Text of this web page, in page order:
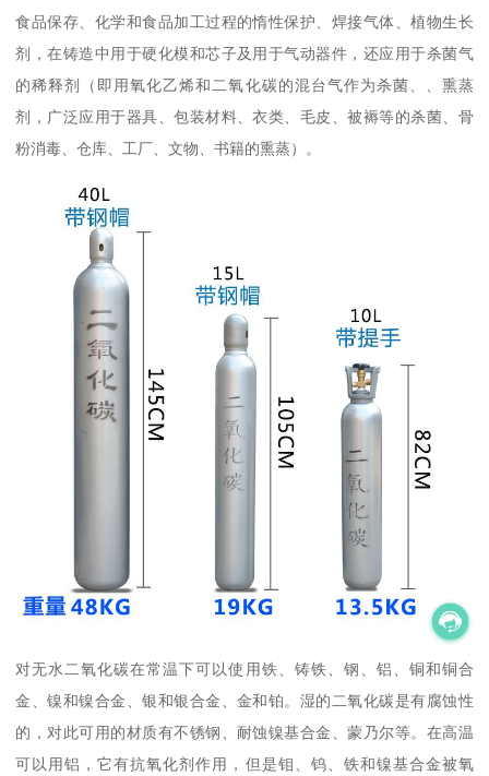
食品保存、化学和食品加工过程的惰性保护、焊接气体、植物生长
剂，在铸造中用于硬化模和芯子及用于气动器件，还应用于杀菌气
的稀释剂（即用氧化乙烯和二氧化碳的混台气作为杀菌、、熏蒸
剂，广泛应用于器具、包装材料、衣类、毛皮、被褥等的杀菌、骨
粉消毒、仓库、工厂、文物、书籍的熏蒸）。
对无水二氧化碳在常温下可以使用铁、铸铁、钢、铝、铜和铜合
金、镍和镍合金、银和银合金、金和铂。湿的二氧化碳是有腐蚀性
的，对此可用的材质有不锈钢、耐蚀镍基合金、蒙乃尔等。在高温
可以用铝，它有抗氧化剂作用，但是钼、钨、铁和镍基合金被氧